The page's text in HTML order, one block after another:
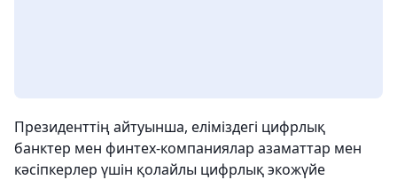
Президенттің айтуынша, еліміздегі цифрлық
банктер мен финтех-компаниялар азаматтар мен
кәсіпкерлер үшін қолайлы цифрлық экожүйе